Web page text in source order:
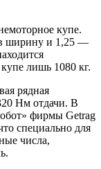
купе.
в ширину и 1,25 —
лишь 1080 кг.
рядная
Нм отдачи. В
фирмы Getrag
специально для
числа,